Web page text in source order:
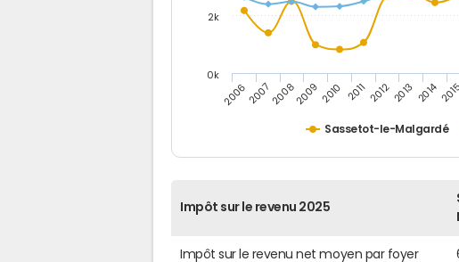
Sassetot-le-Malgardé
20062007200820092010 2011 20122013 2014
0k
2k
Impôt sur le revenu 2025
Impôt sur le revenu net moyen par foyer